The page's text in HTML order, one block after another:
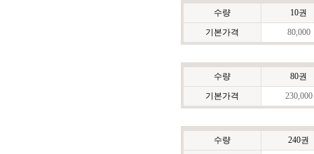
수량
10권
기본가격
80,000
수량
80권
기본가격
230,000
수량
240권